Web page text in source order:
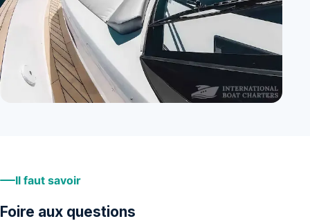
Il faut savoir
Foire aux questions